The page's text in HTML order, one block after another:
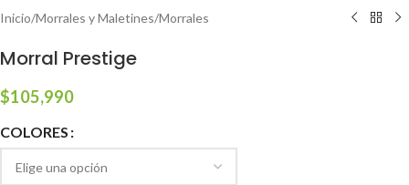
Inicio/Morrales y Maletines/Morrales
Morral Prestige
$105,990
COLORES